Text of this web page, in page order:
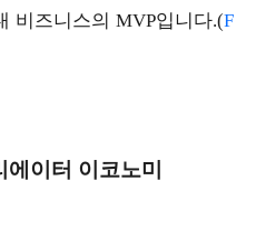
비즈니스의 MVP입니다.(F
이터 이코노미